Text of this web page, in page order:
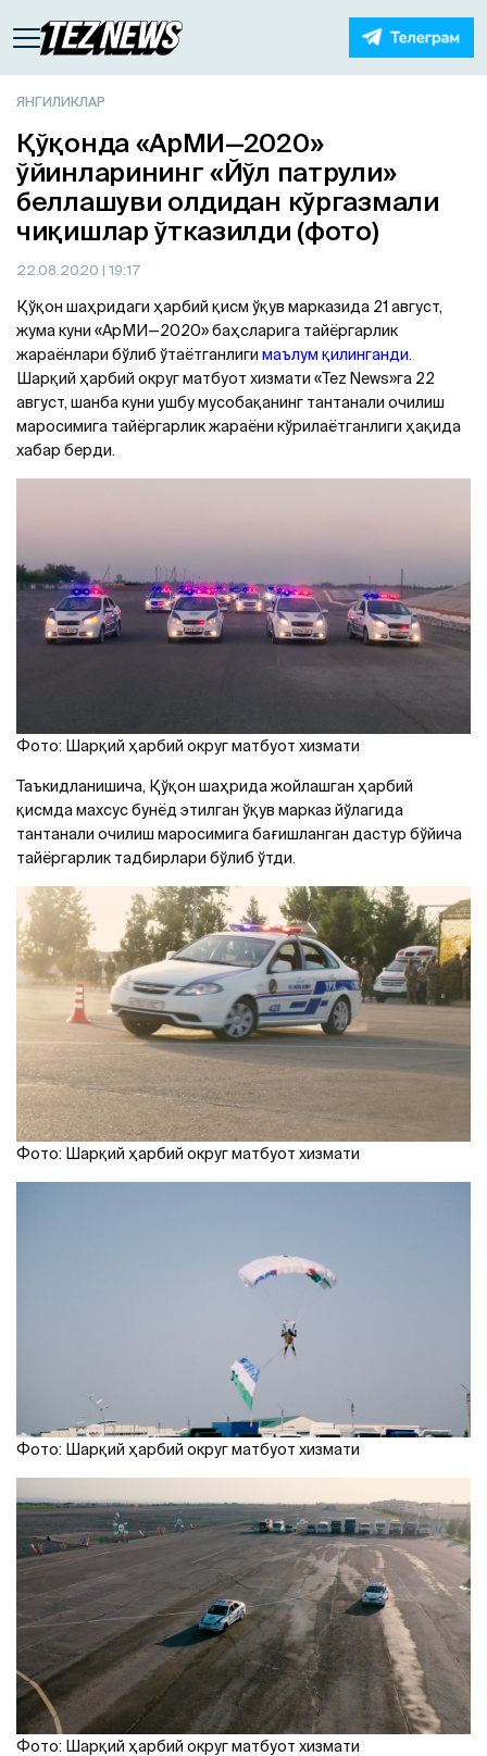
ЯНГИЛИКЛАР
Қўқонда «АрМИ—2020»
ўйинларининг «Йўл патрули»
беллашуви олдидан кўргазмали
чиқишлар ўтказилди (фото)
22.08.2020 | 19:17
Қўқон шаҳридаги ҳарбий қисм ўқув марказида 21 август,
жума куни «АрМИ—2020» баҳсларига тайёргарлик
жараёнлари бўлиб ўтаётганлиги маълум қилинганди.
Шарқий ҳарбий округ матбуот хизмати «Tez News»га 22
август, шанба куни ушбу мусобақанинг тантанали очилиш
маросимига тайёргарлик жараёни кўрилаётганлиги ҳақида
хабар берди.
Фото: Шарқий ҳарбий округ матбуот хизмати
Таъкидланишича, Қўқон шаҳрида жойлашган ҳарбий
қисмда махсус бунёд этилган ўқув марказ йўлагида
тантанали очилиш маросимига бағишланган дастур бўйича
тайёргарлик тадбирлари бўлиб ўтди.
Фото: Шарқий ҳарбий округ матбуот хизмати
Фото: Шарқий ҳарбий округ матбуот хизмати
Фото: Шарқий ҳарбий округ матбуот хизмати